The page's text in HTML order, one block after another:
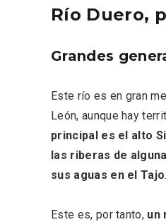
Río Duero,
Grandes
Este río es en gran
León, aunque hay
principal es el alto
las riberas de
sus aguas en el Tajo.
Este es, por tanto, un
El Cronicón de
calle